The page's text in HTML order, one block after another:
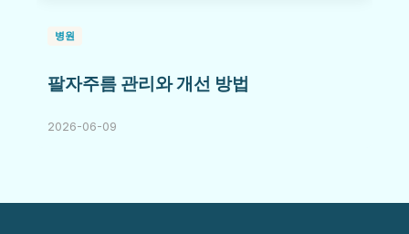
병원
팔자주름 관리와 개선 방법
2026-06-09